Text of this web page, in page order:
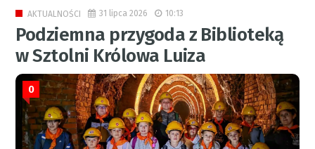
AKTUALNOŚCI 31 lipca 2026 10:13
Podziemna przygoda z Biblioteką
w Sztolni Królowa Luiza
0